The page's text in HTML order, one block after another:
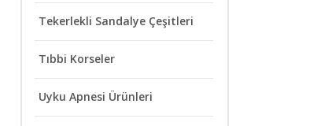
Tekerlekli Sandalye Çeşitleri
Tıbbi Korseler
Uyku Apnesi Ürünleri